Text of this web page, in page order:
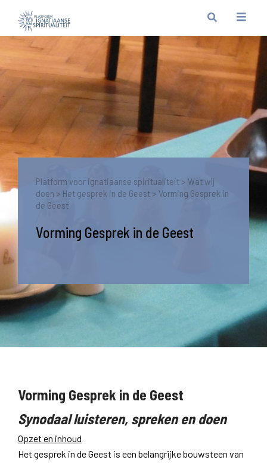
Platform voor ignatiaanse spiritualiteit > Wat wij
doen > Het gesprek in de Geest > Vorming Gesprek in
de Geest
Vorming Gesprek in de Geest
Vorming Gesprek in de Geest
Synodaal luisteren, spreken en doen
Opzet en inhoud
Het gesprek in de Geest is een belangrijke bouwsteen van